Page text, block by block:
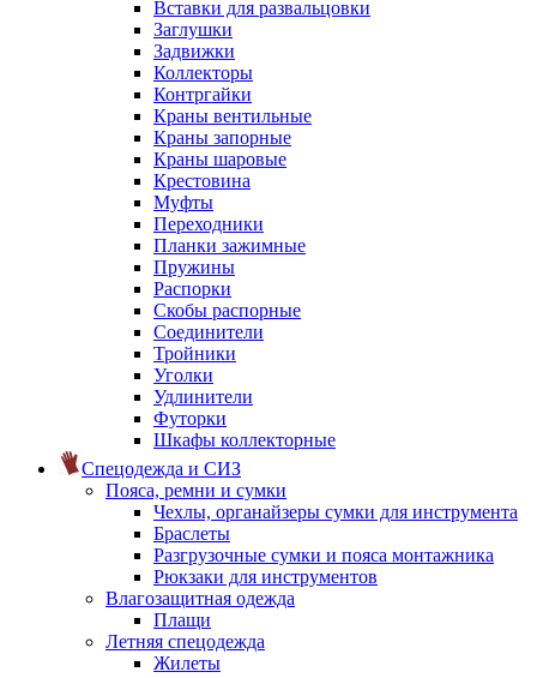
Вставки для развальцовки
Заглушки
Задвижки
Коллекторы
Контргайки
Краны вентильные
Краны запорные
Краны шаровые
Крестовина
Муфты
Переходники
Планки зажимные
Пружины
Распорки
Скобы распорные
Соединители
Тройники
Уголки
Удлинители
Футорки
Шкафы коллекторные
Спецодежда и СИЗ
Пояса, ремни и сумки
Чехлы, органайзеры сумки для инструмента
Браслеты
Разгрузочные сумки и пояса монтажника
Рюкзаки для инструментов
Влагозащитная одежда
Плащи
Летняя спецодежда
Жилеты